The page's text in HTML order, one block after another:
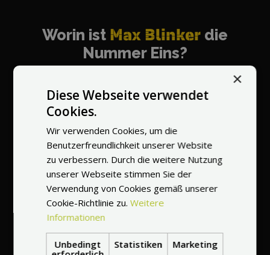
Worin ist Max Blinker die
Nummer Eins?
Der
meistempfohlene
Verkäufer in der Welt
Professioneller
×
Diese Webseite verwendet
Cookies.
Wir verwenden Cookies, um die
Benutzerfreundlichkeit unserer Website
zu verbessern. Durch die weitere Nutzung
unserer Webseite stimmen Sie der
Verwendung von Cookies gemäß unserer
Cookie-Richtlinie zu.Weitere
Informationen
Unbedingt
Statistiken Marketing